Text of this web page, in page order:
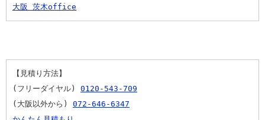
大阪 茨木office
【見積り方法】
(フリーダイヤル) 0120-543-709
(大阪以外から) 072-646-6347